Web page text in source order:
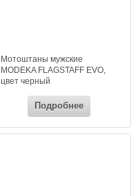
Мотоштаны мужские
MODEKA FLAGSTAFF EVO,
цвет черный
Подробнее